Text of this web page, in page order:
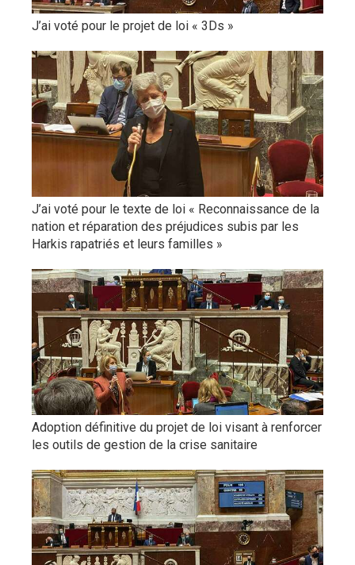
J’ai voté pour le projet de loi « 3Ds »
J’ai voté pour le texte de loi « Reconnaissance de la
nation et réparation des préjudices subis par les
Harkis rapatriés et leurs familles »
Adoption définitive du projet de loi visant à renforcer
les outils de gestion de la crise sanitaire